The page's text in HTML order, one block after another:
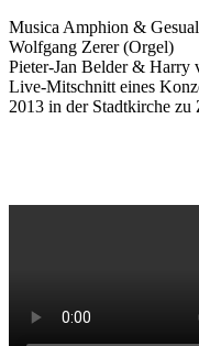
Musica Amphion &
Wolfgang Zerer (Orgel)
Pieter-Jan Belder & Harry
Live-Mitschnitt eines
2013 in der Stadtkirche